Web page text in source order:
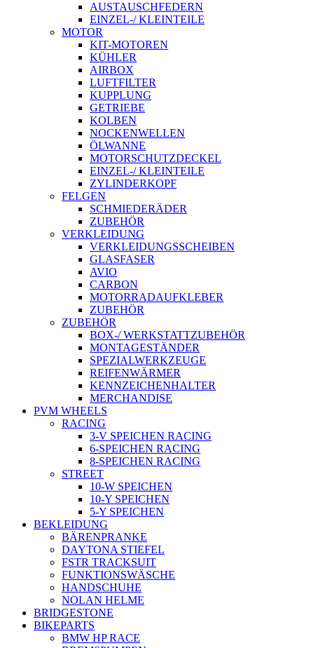
AUSTAUSCHFEDERN
EINZEL-/ KLEINTEILE
MOTOR
KIT-MOTOREN
KÜHLER
AIRBOX
LUFTFILTER
KUPPLUNG
GETRIEBE
KOLBEN
NOCKENWELLEN
ÖLWANNE
MOTORSCHUTZDECKEL
EINZEL-/ KLEINTEILE
ZYLINDERKOPF
FELGEN
SCHMIEDERÄDER
ZUBEHÖR
VERKLEIDUNG
VERKLEIDUNGSSCHEIBEN
GLASFASER
AVIO
CARBON
MOTORRADAUFKLEBER
ZUBEHÖR
ZUBEHÖR
BOX-/ WERKSTATTZUBEHÖR
MONTAGESTÄNDER
SPEZIALWERKZEUGE
REIFENWÄRMER
KENNZEICHENHALTER
MERCHANDISE
PVM WHEELS
RACING
3-V SPEICHEN RACING
6-SPEICHEN RACING
8-SPEICHEN RACING
STREET
10-W SPEICHEN
10-Y SPEICHEN
5-Y SPEICHEN
BEKLEIDUNG
BÄRENPRANKE
DAYTONA STIEFEL
FSTR TRACKSUIT
FUNKTIONSWÄSCHE
HANDSCHUHE
NOLAN HELME
BRIDGESTONE
BIKEPARTS
BMW HP RACE